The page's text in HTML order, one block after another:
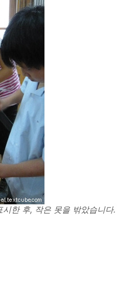
한 후, 작은 못을 밖았습니다.